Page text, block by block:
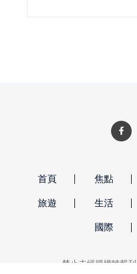
首頁 焦點
旅遊 生活
國際
禁止未經授權轉載